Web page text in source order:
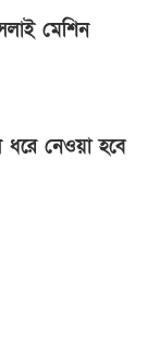
মেশিন
ধরে নেওয়া হবে